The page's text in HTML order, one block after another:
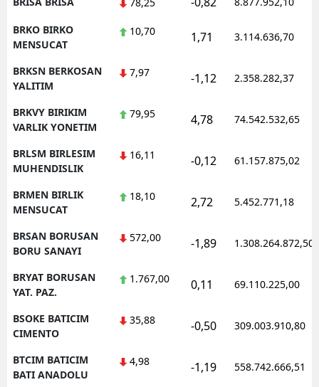
BRKO BIRKO
MENSUCAT
10,70 1,71 3.114.636,70
BRKSN BERKOSAN
YALITIM
7,97 -1,12 2.358.282,37
BRKVY BIRIKIM
VARLIK YONETIM
79,95 4,78 74.542.532,65
BRLSM BIRLESIM
MUHENDISLIK
16,11 -0,12 61.157.875,02
BRMEN BIRLIK
MENSUCAT
18,10 2,72 5.452.771,18
BRSAN BORUSAN
BORU SANAYI
572,00 -1,89 1.308.264.872,50
BRYAT BORUSAN
YAT. PAZ.
1.767,00 0,11 69.110.225,00
BSOKE BATICIM
CIMENTO
35,88 -0,50 309.003.910,80
BTCIM BATICIM
BATI ANADOLU
4,98 -1,19 558.742.666,51